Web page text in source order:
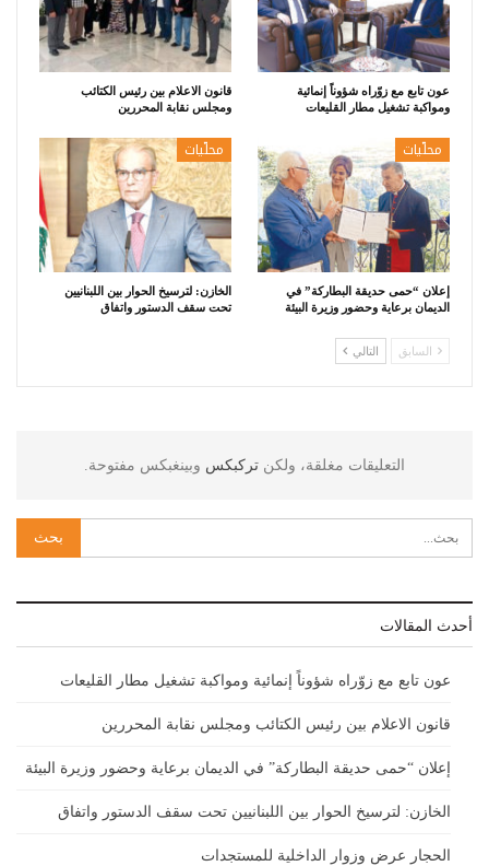
عون تابع مع زوّراه شؤوناً إنمائية
ومواكبة تشغيل مطار القليعات
قانون الاعلام بين رئيس الكتائب
ومجلس نقابة المحررين
محلّيات
إعلان “حمى حديقة البطاركة” في
الديمان برعاية وحضور وزيرة البيئة
محلّيات
الخازن: لترسيخ الحوار بين اللبنانيين
تحت سقف الدستور واتفاق
السابق التالي
التعليقات مغلقة، ولكن تركبكس وبينغبكس مفتوحة.
أحدث المقالات
عون تابع مع زوّراه شؤوناً إنمائية ومواكبة تشغيل مطار القليعات
قانون الاعلام بين رئيس الكتائب ومجلس نقابة المحررين
إعلان “حمى حديقة البطاركة” في الديمان برعاية وحضور وزيرة البيئة
الخازن: لترسيخ الحوار بين اللبنانيين تحت سقف الدستور واتفاق
الحجار عرض وزوار الداخلية للمستجدات